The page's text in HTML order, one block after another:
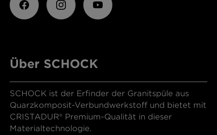
Über SCHOCK
SCHOCK ist der Erfinder der Granitspüle aus
Quarzkomposit-Verbundwerkstoff und bietet mit
CRISTADUR® Premium-Qualität in dieser
Materialtechnologie.